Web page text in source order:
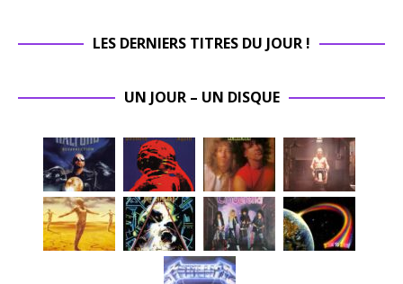
LES DERNIERS TITRES DU JOUR !
UN JOUR – UN DISQUE